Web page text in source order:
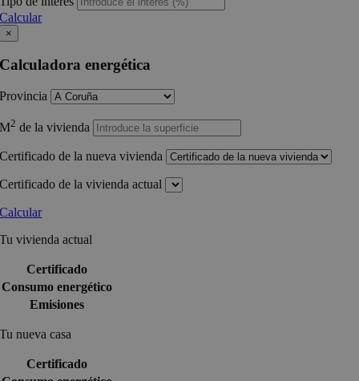
Calcular
×
Calculadora energética
Provincia
M2 de la vivienda
Certificado de la nueva vivienda
Certificado de la vivienda actual
Calcular
Tu vivienda actual
Certificado
Consumo energético
Emisiones
Tu nueva casa
Certificado